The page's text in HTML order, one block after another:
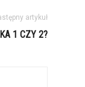
artykuł
1 CZY 2?